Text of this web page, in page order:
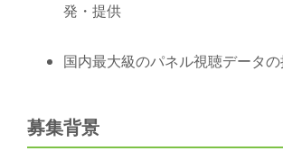
発・提供
国内最大級のパネル視聴データ
募集背景